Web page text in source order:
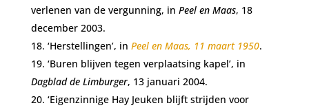
verlenen van de vergunning, in Peel en Maas, 18
december 2003.
‘Herstellingen’, in Peel en Maas, 11 maart 1950.
‘Buren blijven tegen verplaatsing kapel’, in
Dagblad de Limburger, 13 januari 2004.
‘Eigenzinnige Hay Jeuken blijft strijden voor